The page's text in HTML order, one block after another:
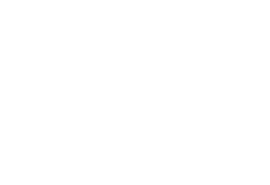
certifiées 100% biologiques. Nous vous